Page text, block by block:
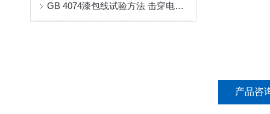
GB 4074漆包线试验方法 击穿电压试验－圆线
产品咨